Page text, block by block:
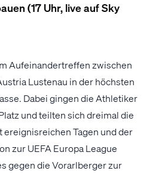
(17 Uhr, live auf Sky
Aufeinandertreffen zwischen
Lustenau in der höchsten
Dabei gingen die Athletiker
und teilten sich dreimal die
ereignisreichen Tagen und der
zur UEFA Europa League
gegen die Vorarlberger zur